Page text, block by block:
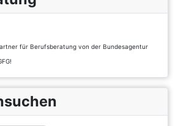
für Berufsberatung von der Bundesagentur